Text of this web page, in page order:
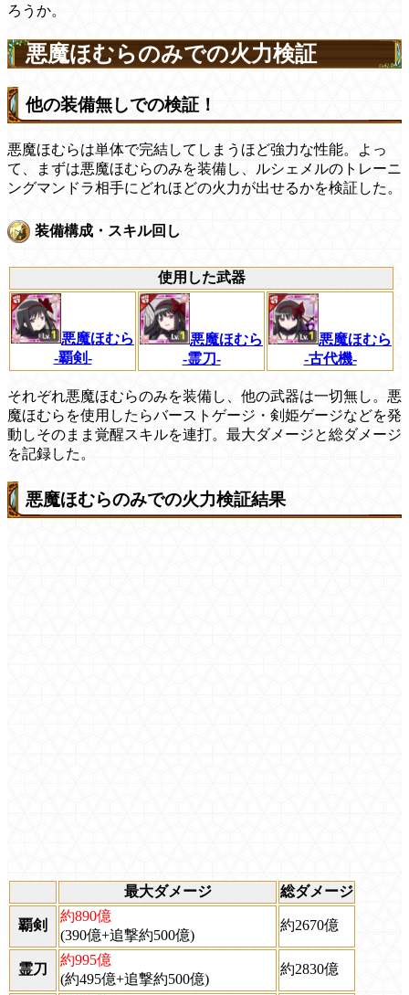
ろうか。
悪魔ほむらのみでの火力検証
他の装備無しでの検証！
悪魔ほむらは単体で完結してしまうほど強力な性能。よっ
て、まずは悪魔ほむらのみを装備し、ルシェメルのトレーニ
ングマンドラ相手にどれほどの火力が出せるかを検証した。
装備構成・スキル回し
使用した武器
悪魔ほむら
-覇剣-
悪魔ほむら
-霊刀-
悪魔ほむら
-古代機-
それぞれ悪魔ほむらのみを装備し、他の武器は一切無し。悪
魔ほむらを使用したらバーストゲージ・剣姫ゲージなどを発
動しそのまま覚醒スキルを連打。最大ダメージと総ダメージ
を記録した。
悪魔ほむらのみでの火力検証結果
最大ダメージ 総ダメージ
覇剣
約890億
(390億+追撃約500億)
約2670億
霊刀
約995億
(約495億+追撃約500億)
約2830億